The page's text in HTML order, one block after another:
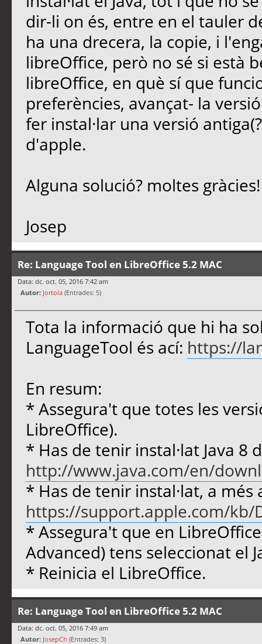
dir-li on és, entre en el tauler
ha una drecera, la copie, i
libreOffice, però no sé si està
libreOffice, en què sí que
preferències, avançat- la
fer instal·lar una versió
d'apple.
Alguna solució? moltes gràcies!
Josep
Re: Language Tool en LibreOffice 5.2 MAC
Data: dc. oct. 05, 2016 7:42 am
Autor: Jortola (Entrades: 5)
Tota la informació que hi ha
LanguageTool és ací: https://
En resum:
* Assegura't que totes les
LibreOffice).
* Has de tenir instal·lat Java 8
http://www.java.com/en/
* Has de tenir instal·lat, a més
https://support.apple.com/kb/
* Assegura't que en
Advanced) tens seleccionat el
* Reinicia el LibreOffice.
Re: Language Tool en LibreOffice 5.2 MAC
Data: dc. oct. 05, 2016 7:49 am
Autor: JosepCh (Entrades: 3)